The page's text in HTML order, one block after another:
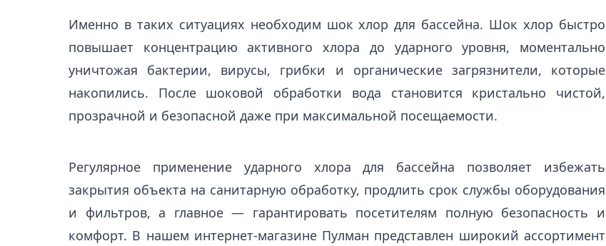
Именно в таких ситуациях необходим шок хлор для бассейна. Шок хлор быстро
повышает концентрацию активного хлора до ударного уровня, моментально
уничтожая бактерии, вирусы, грибки и органические загрязнители, которые
накопились. После шоковой обработки вода становится кристально чистой,
прозрачной и безопасной даже при максимальной посещаемости.
Регулярное применение ударного хлора для бассейна позволяет избежать
закрытия объекта на санитарную обработку, продлить срок службы оборудования
и фильтров, а главное — гарантировать посетителям полную безопасность и
комфорт. В нашем интернет-магазине Пулман представлен широкий ассортимент